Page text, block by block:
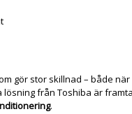
gör stor skillnad – både
lösning från Toshiba är
.